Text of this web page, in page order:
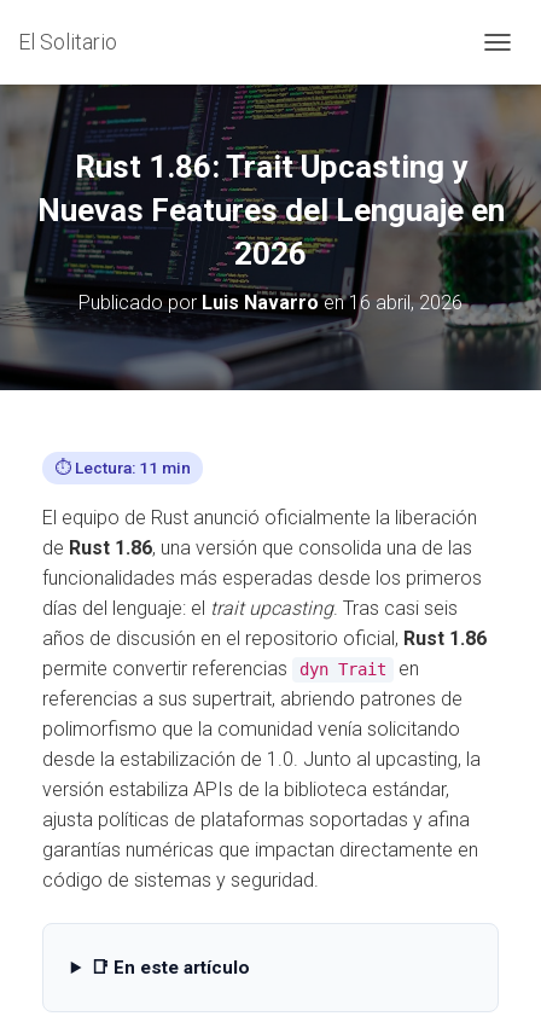
El Solitario
A
A
R
M
Rust 1.86: Trait Upcasting y
Nuevas Features del Lenguaje en
2026
Publicado por Luis Navarroen16 abril, 2026
⏱️ Lectura: 11 min
El equipo de Rust anunció oficialmente la liberación
de Rust 1.86, una versión que consolida una de las
funcionalidades más esperadas desde los primeros
días del lenguaje: el trait upcasting. Tras casi seis
años de discusión en el repositorio oficial, Rust 1.86
permite convertir referencias
dyn Trait
en
referencias a sus supertrait, abriendo patrones de
polimorfismo que la comunidad venía solicitando
desde la estabilización de 1.0. Junto al upcasting, la
versión estabiliza APIs de la biblioteca estándar,
ajusta políticas de plataformas soportadas y afina
garantías numéricas que impactan directamente en
código de sistemas y seguridad.
📑 En este artículo